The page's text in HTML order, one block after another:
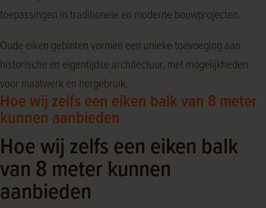
toepassingen in traditionele en moderne bouwprojecten.
Oude eiken gebinten vormen een unieke toevoeging aan
historische en eigentijdse architectuur, met mogelijkheden
voor maatwerk en hergebruik.
Hoe wij zelfs een eiken balk van 8 meter
kunnen aanbieden
Hoe wij zelfs een eiken balk
van 8 meter kunnen
aanbieden